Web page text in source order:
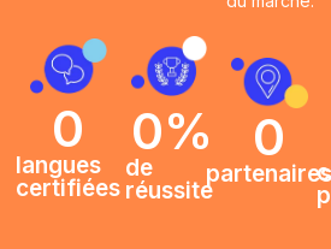
langues
certifiées
0
de
réussite
0% 0